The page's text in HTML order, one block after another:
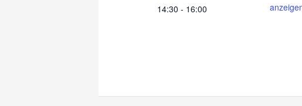
14:30 - 16:00